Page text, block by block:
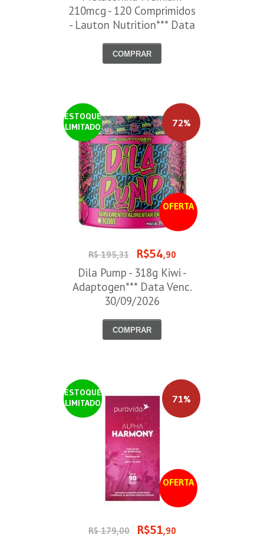
210mcg - 120 Comprimidos
- Lauton Nutrition*** Data
COMPRAR
ESTOQUE
LIMITADO
OFERTA
72%
R$ 195,31 R$54,90
Dila Pump - 318g Kiwi -
Adaptogen*** Data Venc.
30/09/2026
COMPRAR
ESTOQUE
LIMITADO
OFERTA
71%
R$ 179,00 R$51,90